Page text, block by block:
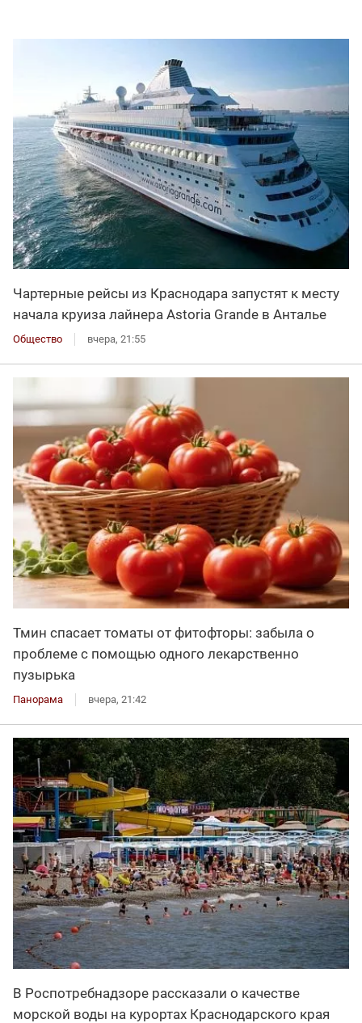
Чартерные рейсы из Краснодара запустят к месту
начала круиза лайнера Astoria Grande в Анталье
Общество вчера, 21:55
Тмин спасает томаты от фитофторы: забыла о
проблеме с помощью одного лекарственно
пузырька
Панорама вчера, 21:42
В Роспотребнадзоре рассказали о качестве
морской воды на курортах Краснодарского края